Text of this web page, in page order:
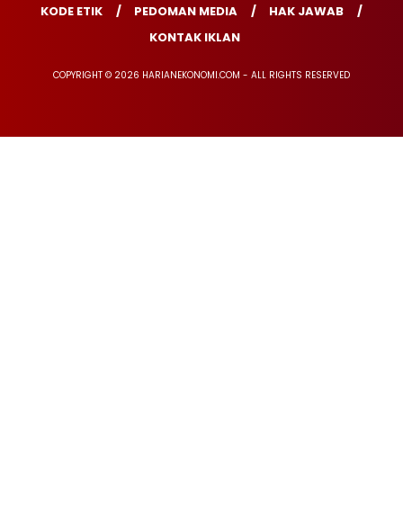
KODE ETIK PEDOMAN MEDIA
HAK JAWAB
KONTAK IKLAN
COPYRIGHT © 2026 HARIANEKONOMI.COM - ALL RIGHTS RESERVED